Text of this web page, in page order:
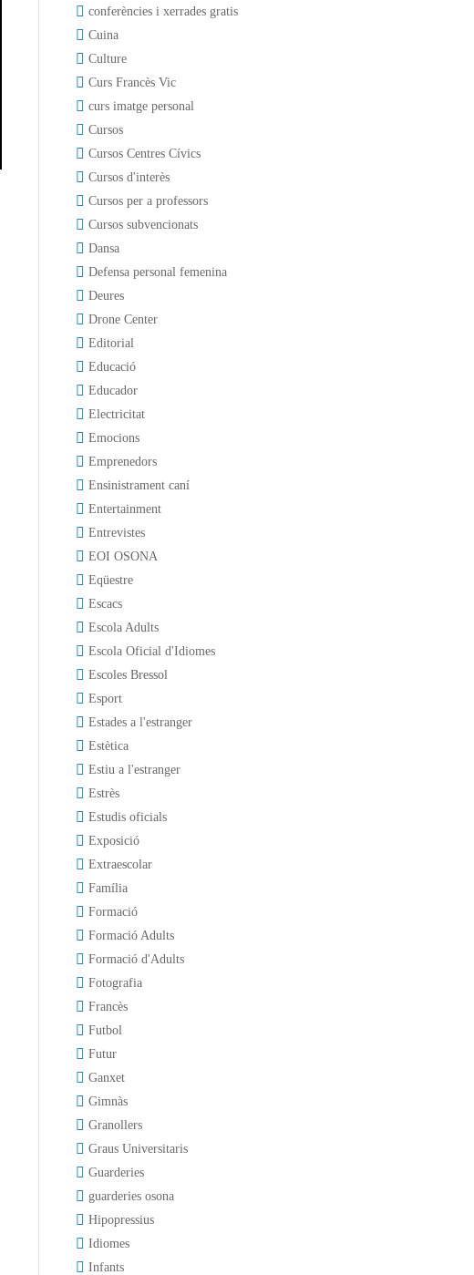
conferències i xerrades gratis
Cuina
Culture
Curs Francès Vic
curs imatge personal
Cursos
Cursos Centres Cívics
Cursos d'interès
Cursos per a professors
Cursos subvencionats
Dansa
Defensa personal femenina
Deures
Drone Center
Editorial
Educació
Educador
Electricitat
Emocions
Emprenedors
Ensinistrament caní
Entertainment
Entrevistes
EOI OSONA
Eqüestre
Escacs
Escola Adults
Escola Oficial d'Idiomes
Escoles Bressol
Esport
Estades a l'estranger
Estètica
Estiu a l'estranger
Estrès
Estudis oficials
Exposició
Extraescolar
Família
Formació
Formació Adults
Formació d'Adults
Fotografia
Francès
Futbol
Futur
Ganxet
Gimnàs
Granollers
Graus Universitaris
Guarderies
guarderies osona
Hipopressius
Idiomes
Infants